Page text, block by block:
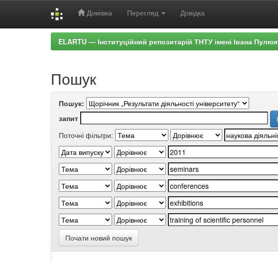
Домівка Перегляд Довідка
ELARTU — Інституційний репозитарій ТНТУ імені Івана Пулюя
Пошук
Пошук:
запит
Поточні фільтри:
Почати новий пошук